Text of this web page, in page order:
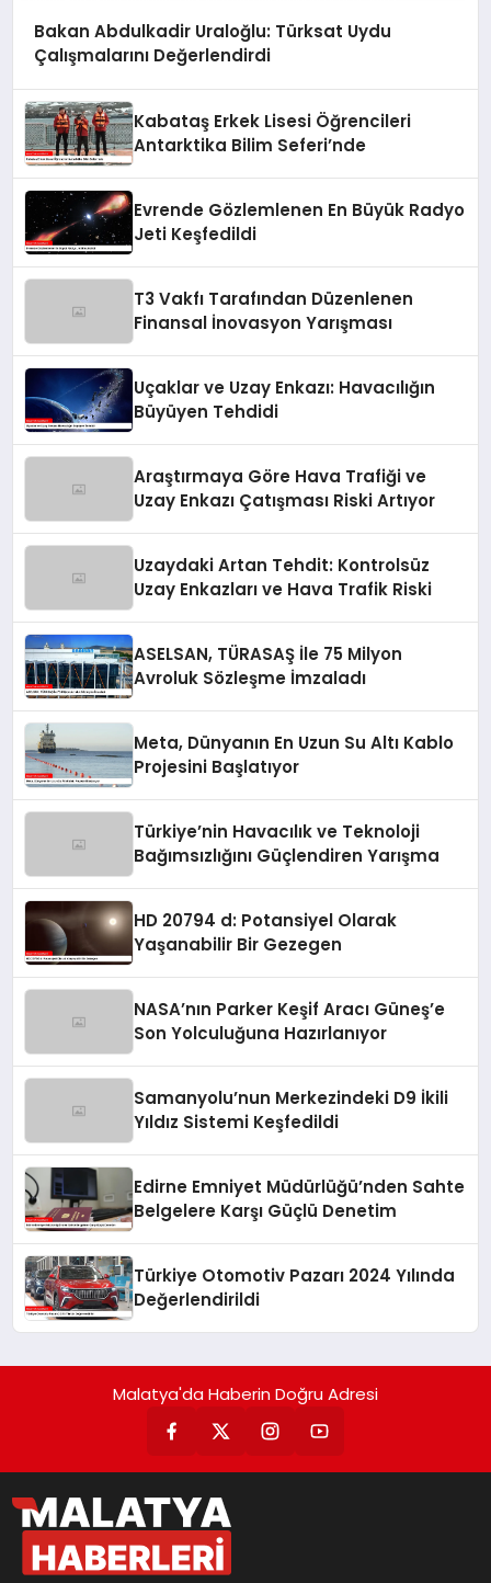
Bakan Abdulkadir Uraloğlu: Türksat Uydu
Çalışmalarını Değerlendirdi
Kabataş Erkek Lisesi Öğrencileri
Antarktika Bilim Seferi’nde
Evrende Gözlemlenen En Büyük Radyo
Jeti Keşfedildi
T3 Vakfı Tarafından Düzenlenen
Finansal İnovasyon Yarışması
Uçaklar ve Uzay Enkazı: Havacılığın
Büyüyen Tehdidi
Araştırmaya Göre Hava Trafiği ve
Uzay Enkazı Çatışması Riski Artıyor
Uzaydaki Artan Tehdit: Kontrolsüz
Uzay Enkazları ve Hava Trafik Riski
ASELSAN, TÜRASAŞ İle 75 Milyon
Avroluk Sözleşme İmzaladı
Meta, Dünyanın En Uzun Su Altı Kablo
Projesini Başlatıyor
Türkiye’nin Havacılık ve Teknoloji
Bağımsızlığını Güçlendiren Yarışma
HD 20794 d: Potansiyel Olarak
Yaşanabilir Bir Gezegen
NASA’nın Parker Keşif Aracı Güneş’e
Son Yolculuğuna Hazırlanıyor
Samanyolu’nun Merkezindeki D9 İkili
Yıldız Sistemi Keşfedildi
Edirne Emniyet Müdürlüğü’nden Sahte
Belgelere Karşı Güçlü Denetim
Türkiye Otomotiv Pazarı 2024 Yılında
Değerlendirildi
Malatya'da Haberin Doğru Adresi